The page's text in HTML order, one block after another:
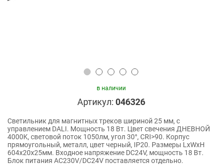
в наличии
Артикул: 046326
Светильник для магнитных треков шириной 25 мм, с
управлением DALI. Мощность 18 Вт. Цвет свечения ДНЕВНОЙ
4000K, световой поток 1050лм, угол 30°, CRI>90. Корпус
прямоугольный, металл, цвет черный, IP20. Размеры LxWxH
604x20x25мм. Входное напряжение DC24V, мощность 18 Вт.
Блок питания AС230V/DC24V поставляется отдельно.